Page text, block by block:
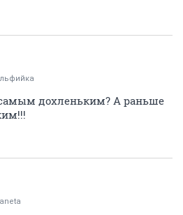
дохленьким? А раньше